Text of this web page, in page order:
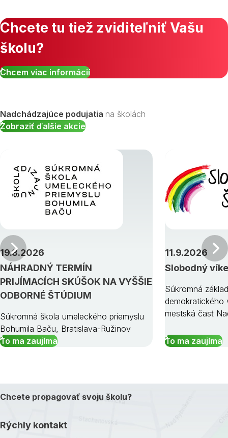
Zobraziť všetky študijné odbory »
Chcete tu tiež zviditeľniť Vašu
školu?
Chcem viac informácií
Nadchádzajúce podujatia na školách
Zobraziť ďalšie akcie
NÁHRADNÝ TERMÍN
PRIJÍMACÍCH SKÚŠOK NA VYŠŠIE
ODBORNÉ ŠTÚDIUM
19.8.2026
Súkromná škola umeleckého priemyslu
Bohumila Baču, Bratislava-Ružinov
To ma zaujíma
Slobodný
11.9.2026
Súkromná
demokratického
mestská časť
To ma zaujíma
Predchádzajúci
Chcete propagovať svoju školu?
Rýchly kontakt